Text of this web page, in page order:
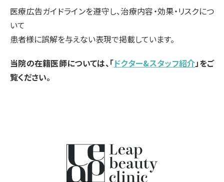
医療広告ガイドラインを遵守し、治療内容・効果・リスクにつ
いて
患者様に誤解を与えない表現で掲載しています。
当院の在籍医師については、「ドクター&スタッフ紹介」をご
覧ください。